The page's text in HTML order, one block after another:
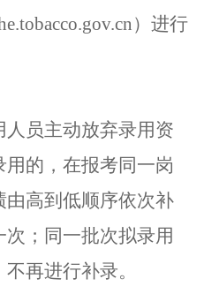
）进行
员主动放弃录用资
的，在报考同一岗
高到低顺序依次补
；同一批次拟录用
再进行补录。